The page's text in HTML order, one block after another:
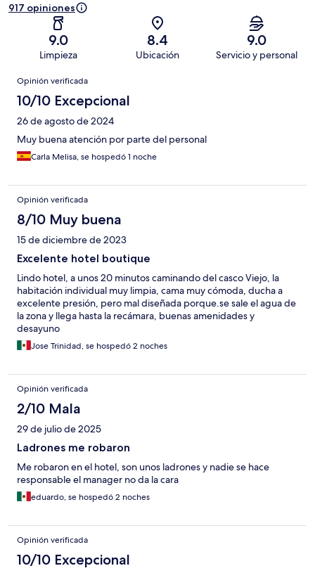
917 opiniones
9.0
Limpieza
8.4
Ubicación
9.0
Servicio y personal
Opiniones
Opinión verificada
10/10 Excepcional
26 de agosto de 2024
Muy buena atención por parte del personal
Carla Melisa, se hospedó 1 noche
Opinión verificada
8/10 Muy buena
15 de diciembre de 2023
Excelente hotel boutique
Lindo hotel, a unos 20 minutos caminando del casco Viejo, la
habitación individual muy limpia, cama muy cómoda, ducha a
excelente presión, pero mal diseñada porque.se sale el agua de
la zona y llega hasta la recámara, buenas amenidades y
desayuno
Jose Trinidad, se hospedó 2 noches
Opinión verificada
2/10 Mala
29 de julio de 2025
Ladrones me robaron
Me robaron en el hotel, son unos ladrones y nadie se hace
responsable el manager no da la cara
eduardo, se hospedó 2 noches
Opinión verificada
10/10 Excepcional